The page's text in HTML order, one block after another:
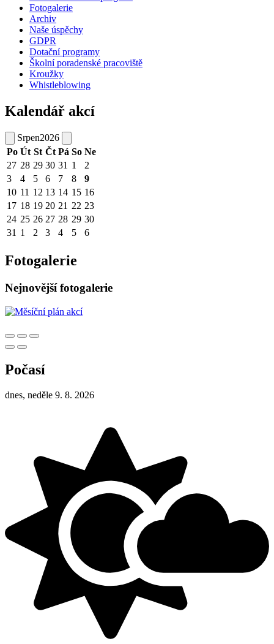
Fotogalerie
Archiv
Naše úspěchy
GDPR
Dotační programy
Školní poradenské pracoviště
Kroužky
Whistleblowing
Kalendář akcí
Srpen2026
Po Út St Čt Pá So Ne
27 28 29 30 31 1
2
3
4 5 6 7 8
9
10 11 12 13 14 15 16
17 18 19 20 21 22 23
24 25 26 27 28 29 30
31 1 2 3 4 5 6
Fotogalerie
Nejnovější fotogalerie
Počasí
dnes, neděle 9. 8. 2026